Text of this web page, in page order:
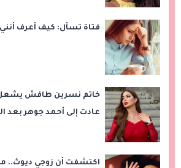
فتاة تسأل: كيف أعرف
خاتم نسرين طافش
عادت إلى أحمد جوهر بعد
اكتشفت أن زوجي ديوث..